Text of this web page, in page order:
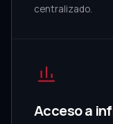
centralizado.
Acceso a